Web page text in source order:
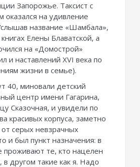
Запорожье. Таксист с
оказался на удивление
название «Шамбала»,
Елены Блаватской, а
на «Домострой»
и наставлений XVI века по
жизни в семье).
40, миновали детский
центр имени Гагарина,
Сказочная, и увидели по
красивых корпуса, заметно
серых невзрачных
и был пункт назначения: в
проживают те, кто нацелен
в другом такие как я. Надо